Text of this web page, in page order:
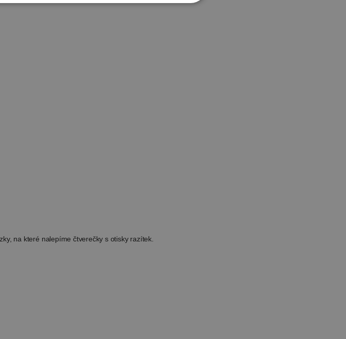
na které nalepíme čtverečky s otisky razítek.